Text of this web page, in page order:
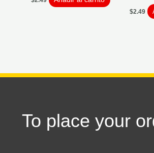
$2.49
To place your